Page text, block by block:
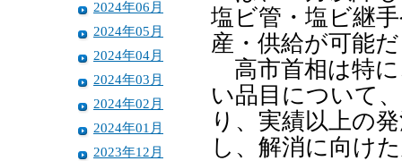
2024年06月
2024年05月
2024年04月
2024年03月
2024年02月
2024年01月
2023年12月
塩ビ管・塩ビ継
産・供給が可能
高市首相は特に
い品目について
り、実績以上の
し、解消に向け